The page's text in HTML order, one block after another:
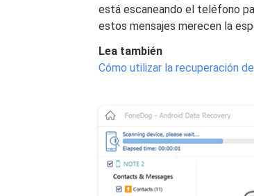
está escaneando el teléfono
estos mensajes merecen la
Lea también
Cómo utilizar la recuperación